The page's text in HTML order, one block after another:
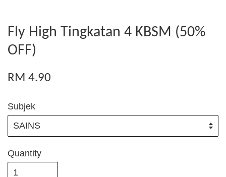
Fly High Tingkatan 4 KBSM (50%
OFF)
RM 4.90
Subjek
Quantity